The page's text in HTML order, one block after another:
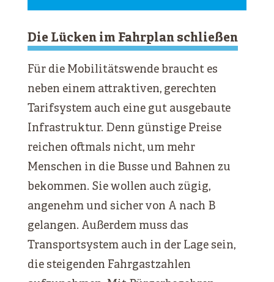
Die Lücken im Fahrplan schließen
Für die Mobilitätswende braucht es
neben einem attraktiven, gerechten
Tarifsystem auch eine gut ausgebaute
Infrastruktur. Denn günstige Preise
reichen oftmals nicht, um mehr
Menschen in die Busse und Bahnen zu
bekommen. Sie wollen auch zügig,
angenehm und sicher von A nach B
gelangen. Außerdem muss das
Transportsystem auch in der Lage sein,
die steigenden Fahrgastzahlen